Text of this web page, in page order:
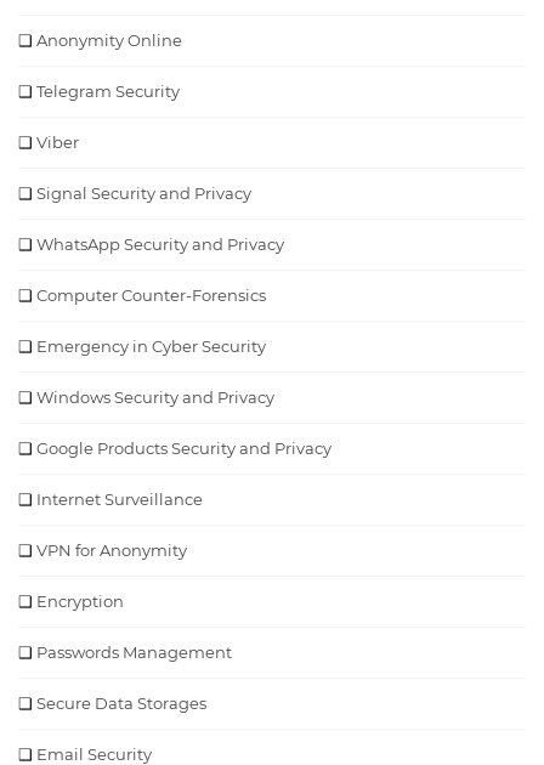
Anonymity Online
Telegram Security
Viber
Signal Security and Privacy
WhatsApp Security and Privacy
Computer Counter-Forensics
Emergency in Cyber Security
Windows Security and Privacy
Google Products Security and Privacy
Internet Surveillance
VPN for Anonymity
Encryption
Passwords Management
Secure Data Storages
Email Security